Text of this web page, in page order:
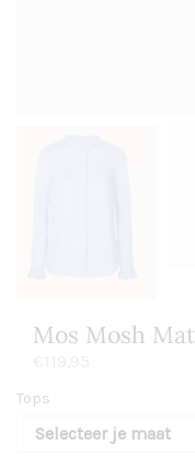
Mos Mosh
Tops